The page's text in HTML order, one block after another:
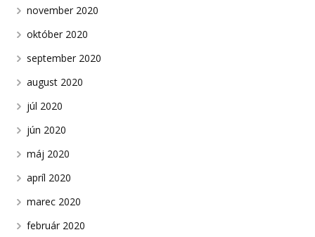
november 2020
október 2020
september 2020
august 2020
júl 2020
jún 2020
máj 2020
apríl 2020
marec 2020
február 2020